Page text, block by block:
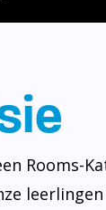
Rooms-